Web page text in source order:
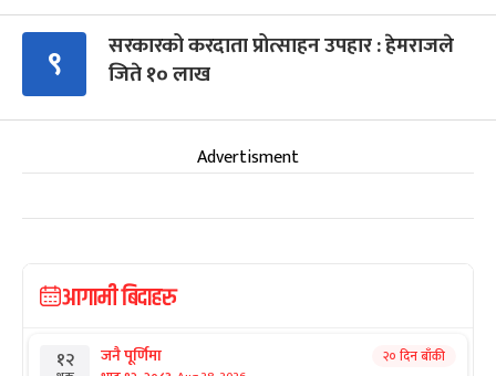
९
सरकारको करदाता प्रोत्साहन उपहार : हेमराजले
जिते १० लाख
Advertisment
आगामी बिदाहरु
१२ जनै पूर्णिमा २० दिन बाँकी